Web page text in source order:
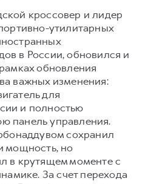
клиентам
клиентов
GWM
кроссовер и лидер
утилитарных
в России, обновился и
обновления
важных изменения:
для
и полностью
панель управления.
сохранил
мощность, но
в крутящем моменте с
За счет перехода